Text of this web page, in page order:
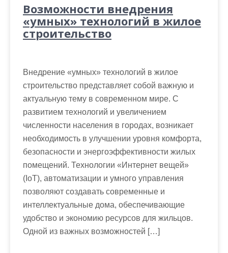
Возможности внедрения
«умных» технологий в жилое
строительство
Внедрение «умных» технологий в жилое
строительство представляет собой важную и
актуальную тему в современном мире. С
развитием технологий и увеличением
численности населения в городах, возникает
необходимость в улучшении уровня комфорта,
безопасности и энергоэффективности жилых
помещений. Технологии «Интернет вещей»
(IoT), автоматизации и умного управления
позволяют создавать современные и
интеллектуальные дома, обеспечивающие
удобство и экономию ресурсов для жильцов.
Одной из важных возможностей […]